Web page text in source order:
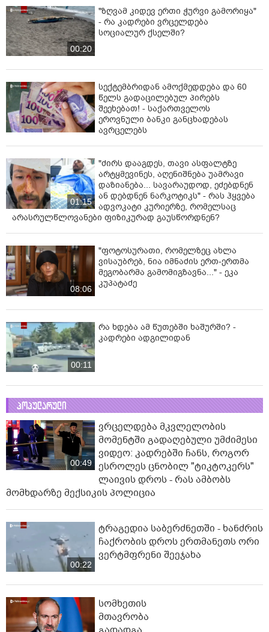
00:20
"ზღვამ კიდევ ერთი ჭურვი გამორიყა"
- რა კადრები ვრცელდება
სოციალურ ქსელში?
სექტემბრიდან ამოქმედდება და 60
წელს გადაცილებულ პირებს
შეეხებათ! - საქართველოს
ეროვნული ბანკი განცხადებას
ავრცელებს
01:15
"ძირს დააგდეს, თავი ასფალტზე
არტყმევინეს, აღენიშნება უამრავი
დაზიანება... სავარაუდოდ, ეძებდნენ
ან დებდნენ ნარკოტიკს" - რას ჰყვება
ადვოკატი კურიერზე, რომელსაც
არასრულწლოვანები ფიზიკურად გაუსწორდნენ?
08:06
"ფოტოსურათი, რომელზეც ახლა
ვისაუბრებ, ნია იმნაძის ერთ-ერთმა
მეგობარმა გამომიგზავნა..." - ეკა
კუპატაძე
00:11
რა ხდება ამ წუთებში ხაშურში? -
კადრები ადგილიდან
პოპულარული
00:49
ვრცელდება მკვლელობის
მომენტში გადაღებული უმძიმესი
ვიდეო: კადრებში ჩანს, როგორ
ესროლეს ცნობილ "ტიკტოკერს"
ლაივის დროს - რას ამბობს
მომხდარზე მექსიკის პოლიცია
00:22
ტრაგედია საბერძნეთში - ხანძრის
ჩაქრობის დროს ერთმანეთს ორი
ვერტმფრენი შეეჯახა
სომხეთის
მთავრობა